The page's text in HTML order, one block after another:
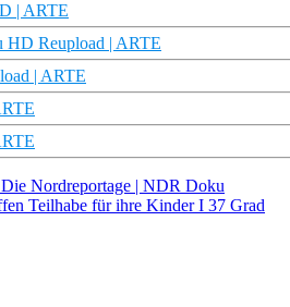
| ARTE
HD Reupload | ARTE
| ARTE
Nordreportage | NDR Doku
Teilhabe für ihre Kinder I 37 Grad